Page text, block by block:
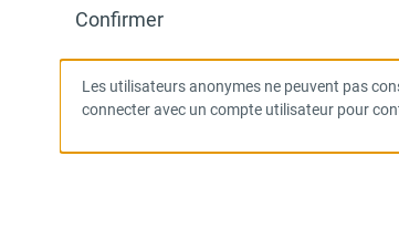
Confirmer
Les utilisateurs anonymes ne peuvent pas
connecter avec un compte utilisateur pour